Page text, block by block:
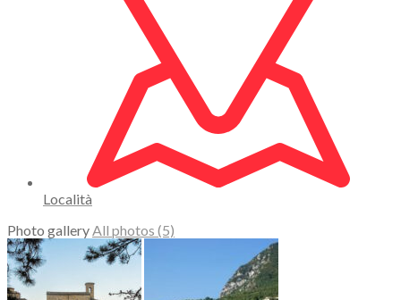
Località
Photo galleryAll photos (5)